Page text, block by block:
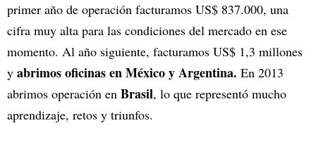
primer año de operación facturamos US$ 837.000, una
cifra muy alta para las condiciones del mercado en ese
momento. Al año siguiente, facturamos US$ 1,3 millones
y abrimos oficinas en México y Argentina. En 2013
abrimos operación en Brasil, lo que representó mucho
aprendizaje, retos y triunfos.